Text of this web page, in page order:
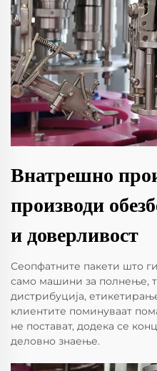
Внатрешно
производи
и доверливост
Сеопфатните пакети што
само машини за полнење,
дистрибуција,
клиентите поминуваат
не постават, додека се
деловно знаење.